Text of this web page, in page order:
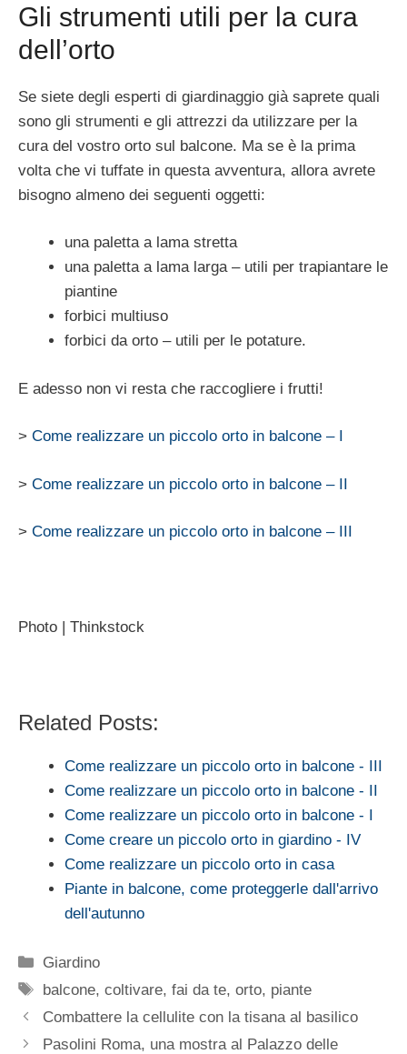
Gli strumenti utili per la cura
dell’orto
Se siete degli esperti di giardinaggio già saprete quali
sono gli strumenti e gli attrezzi da utilizzare per la
cura del vostro orto sul balcone. Ma se è la prima
volta che vi tuffate in questa avventura, allora avrete
bisogno almeno dei seguenti oggetti:
una paletta a lama stretta
una paletta a lama larga – utili per trapiantare le
piantine
forbici multiuso
forbici da orto – utili per le potature.
E adesso non vi resta che raccogliere i frutti!
> Come realizzare un piccolo orto in balcone – I
> Come realizzare un piccolo orto in balcone – II
> Come realizzare un piccolo orto in balcone – III
Photo | Thinkstock
Related Posts:
Come realizzare un piccolo orto in balcone - III
Come realizzare un piccolo orto in balcone - II
Come realizzare un piccolo orto in balcone - I
Come creare un piccolo orto in giardino - IV
Come realizzare un piccolo orto in casa
Piante in balcone, come proteggerle dall'arrivo
dell'autunno
Categorie
Giardino
Tag
balcone,coltivare,fai da te,orto, piante
Combattere la cellulite con la tisana al basilico
Pasolini Roma, una mostra al Palazzo delle